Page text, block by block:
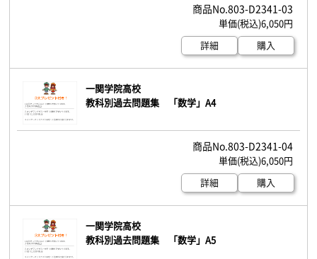
803-D2341-03
6,050円
詳細
購入
一関学院高校
教科別過去問題集 「数学」A4
803-D2341-04
6,050円
詳細
購入
一関学院高校
教科別過去問題集 「数学」A5